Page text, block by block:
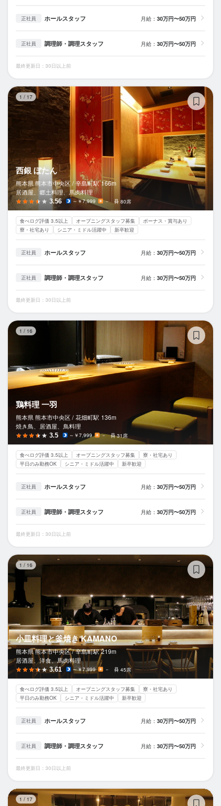
正社員 ホールスタッフ 月給： 30万円〜50万円
正社員 調理師・調理スタッフ 月給： 30万円〜50万円
最終更新日：30日以上前
1 / 17
西銀 ぼたん
熊本県 熊本市中央区 / 辛島町駅 166m
居酒屋、郷土料理、馬肉料理
3.56 ～￥7,999 － 80席
食べログ評価 3.5以上 オープニングスタッフ募集
ボーナス・賞与あり
寮・社宅あり
シニア・ミドル活躍中 新卒歓迎
正社員 ホールスタッフ 月給： 30万円〜50万円
正社員 調理師・調理スタッフ 月給： 30万円〜50万円
最終更新日：30日以上前
1 / 16
鶏料理 一羽
熊本県 熊本市中央区 / 花畑町駅 136m
焼き鳥、居酒屋、鳥料理
3.5 ～￥7,999 － 31席
食べログ評価 3.5以上 オープニングスタッフ募集
寮・社宅あり
平日のみ勤務OK
シニア・ミドル活躍中 新卒歓迎
正社員 ホールスタッフ 月給： 30万円〜50万円
正社員 調理師・調理スタッフ 月給： 30万円〜50万円
最終更新日：30日以上前
1 / 16
小皿料理と釜焼き KAMANO
熊本県 熊本市中央区 / 辛島町駅 219m
居酒屋、洋食、馬肉料理
3.61 ～￥7,999 － 45席
食べログ評価 3.5以上 オープニングスタッフ募集
寮・社宅あり
平日のみ勤務OK
シニア・ミドル活躍中 新卒歓迎
正社員 ホールスタッフ 月給： 30万円〜50万円
正社員 調理師・調理スタッフ 月給： 30万円〜50万円
最終更新日：30日以上前
1 / 17